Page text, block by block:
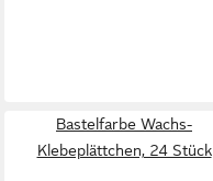
Bastelfarbe Wachs-
Klebeplättchen, 24 Stück